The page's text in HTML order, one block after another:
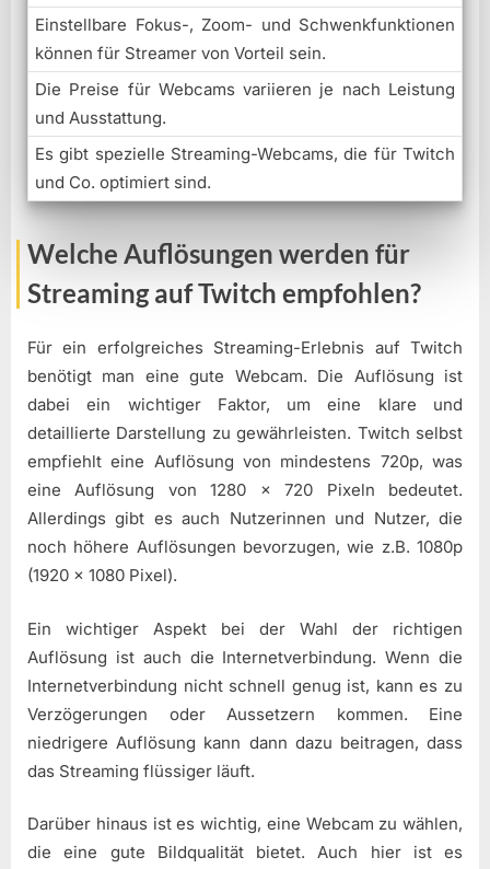
Einstellbare Fokus-, Zoom- und Schwenkfunktionen
können für Streamer von Vorteil sein.
Die Preise für Webcams variieren je nach Leistung
und Ausstattung.
Es gibt spezielle Streaming-Webcams, die für Twitch
und Co. optimiert sind.
Welche Auflösungen werden für
Streaming auf Twitch empfohlen?
Für ein erfolgreiches Streaming-Erlebnis auf Twitch
benötigt man eine gute Webcam. Die Auflösung ist
dabei ein wichtiger Faktor, um eine klare und
detaillierte Darstellung zu gewährleisten. Twitch selbst
empfiehlt eine Auflösung von mindestens 720p, was
eine Auflösung von 1280 x 720 Pixeln bedeutet.
Allerdings gibt es auch Nutzerinnen und Nutzer, die
noch höhere Auflösungen bevorzugen, wie z.B. 1080p
(1920 x 1080 Pixel).
Ein wichtiger Aspekt bei der Wahl der richtigen
Auflösung ist auch die Internetverbindung. Wenn die
Internetverbindung nicht schnell genug ist, kann es zu
Verzögerungen oder Aussetzern kommen. Eine
niedrigere Auflösung kann dann dazu beitragen, dass
das Streaming flüssiger läuft.
Darüber hinaus ist es wichtig, eine Webcam zu wählen,
die eine gute Bildqualität bietet. Auch hier ist es